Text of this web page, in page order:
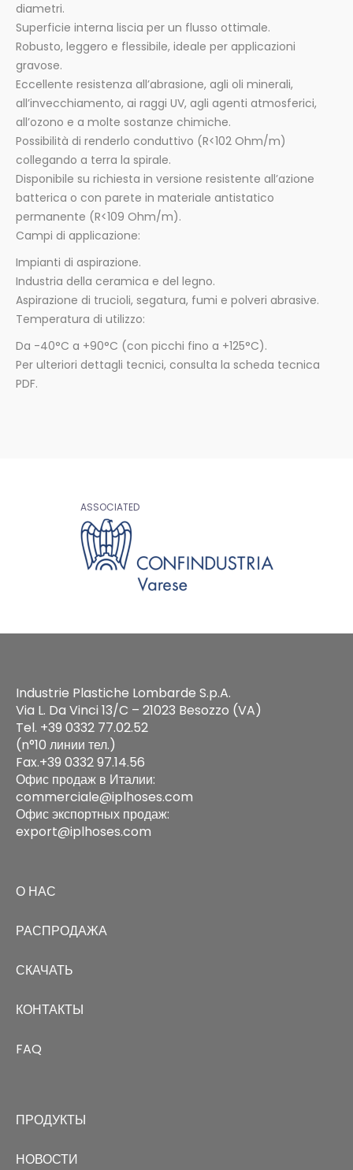
diametri.
Superficie interna liscia per un flusso ottimale.
Robusto, leggero e flessibile, ideale per applicazioni
gravose.
Eccellente resistenza all’abrasione, agli oli minerali,
all’invecchiamento, ai raggi UV, agli agenti atmosferici,
all’ozono e a molte sostanze chimiche.
Possibilità di renderlo conduttivo (R<102 Ohm/m)
collegando a terra la spirale.
Disponibile su richiesta in versione resistente all’azione
batterica o con parete in materiale antistatico
permanente (R<109 Ohm/m).
Campi di applicazione:
Impianti di aspirazione.
Industria della ceramica e del legno.
Aspirazione di trucioli, segatura, fumi e polveri abrasive.
Temperatura di utilizzo:
Da -40°C a +90°C (con picchi fino a +125°C).
Per ulteriori dettagli tecnici, consulta la scheda tecnica
PDF.
ASSOCIATED
Industrie Plastiche Lombarde S.p.A.
Via L. Da Vinci 13/C – 21023 Besozzo (VA)
Tel. +39 0332 77.02.52
(n°10 линии тел.)
Fax.+39 0332 97.14.56
Офис продаж в Италии:
commerciale@iplhoses.com
Офис экспортных продаж:
export@iplhoses.com
О НАС
РАСПРОДАЖА
СКАЧАТЬ
КОНТАКТЫ
FAQ
ПРОДУКТЫ
НОВОСТИ